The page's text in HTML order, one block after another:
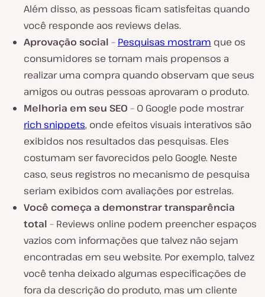
Além disso, as pessoas ficam satisfeitas quando
você responde aos reviews delas.
Aprovação social – Pesquisas mostram que os
consumidores se tornam mais propensos a
realizar uma compra quando observam que seus
amigos ou outras pessoas aprovaram o produto.
Melhoria em seu SEO – O Google pode mostrar
rich snippets, onde efeitos visuais interativos são
exibidos nos resultados das pesquisas. Eles
costumam ser favorecidos pelo Google. Neste
caso, seus registros no mecanismo de pesquisa
seriam exibidos com avaliações por estrelas.
Você começa a demonstrar transparência
total – Reviews online podem preencher espaços
vazios com informações que talvez não sejam
encontradas em seu website. Por exemplo, talvez
você tenha deixado algumas especificações de
fora da descrição do produto, mas um cliente